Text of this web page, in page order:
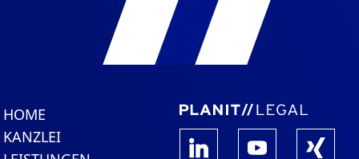
HOME
KANZLEI